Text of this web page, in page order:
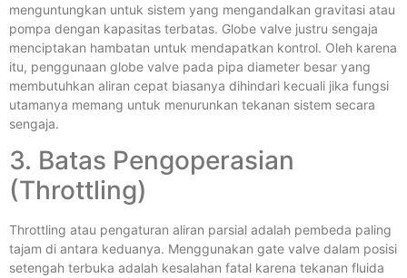
menguntungkan untuk sistem yang mengandalkan gravitasi atau
pompa dengan kapasitas terbatas. Globe valve justru sengaja
menciptakan hambatan untuk mendapatkan kontrol. Oleh karena
itu, penggunaan globe valve pada pipa diameter besar yang
membutuhkan aliran cepat biasanya dihindari kecuali jika fungsi
utamanya memang untuk menurunkan tekanan sistem secara
sengaja.
3. Batas Pengoperasian
(Throttling)
Throttling atau pengaturan aliran parsial adalah pembeda paling
tajam di antara keduanya. Menggunakan gate valve dalam posisi
setengah terbuka adalah kesalahan fatal karena tekanan fluida